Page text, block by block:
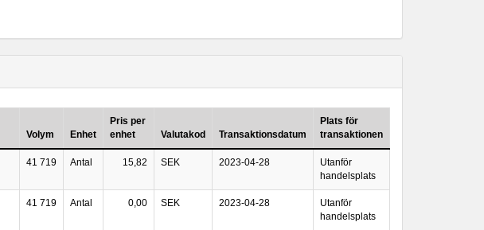
Volym Enhet
Pris per
enhet
Valutakod Transaktionsdatum
Plats för
transaktionen
41 719 Antal 15,82 SEK 2023-04-28
Utanför
handelsplats
41 719 Antal 0,00 SEK 2023-04-28
Utanför
handelsplats